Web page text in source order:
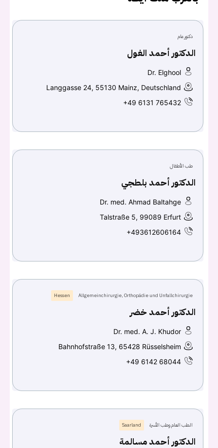
Don't have an account?
Facebook
دكتور عام
الدكتور أحمد الغول
Dr. Elghool
Langgasse 24, 55130 Mainz, Deutschland
+49 6131 765432
طب الأطفال
الدكتور أحمد بلطجي
Dr. med. Ahmad Baltahge
Talstraße 5, 99089 Erfurt
+493612606164
Allgemeinchirurgie, Orthopädie und Unfallchirurgie
Hessen
الدكتور أحمد خضر
Dr. med. A. J. Khudor
Bahnhofstraße 13, 65428 Rüsselsheim
+49 6142 68044
الطب العام وطب الأسرة Saarland
الدكتور أحمد مسالمة